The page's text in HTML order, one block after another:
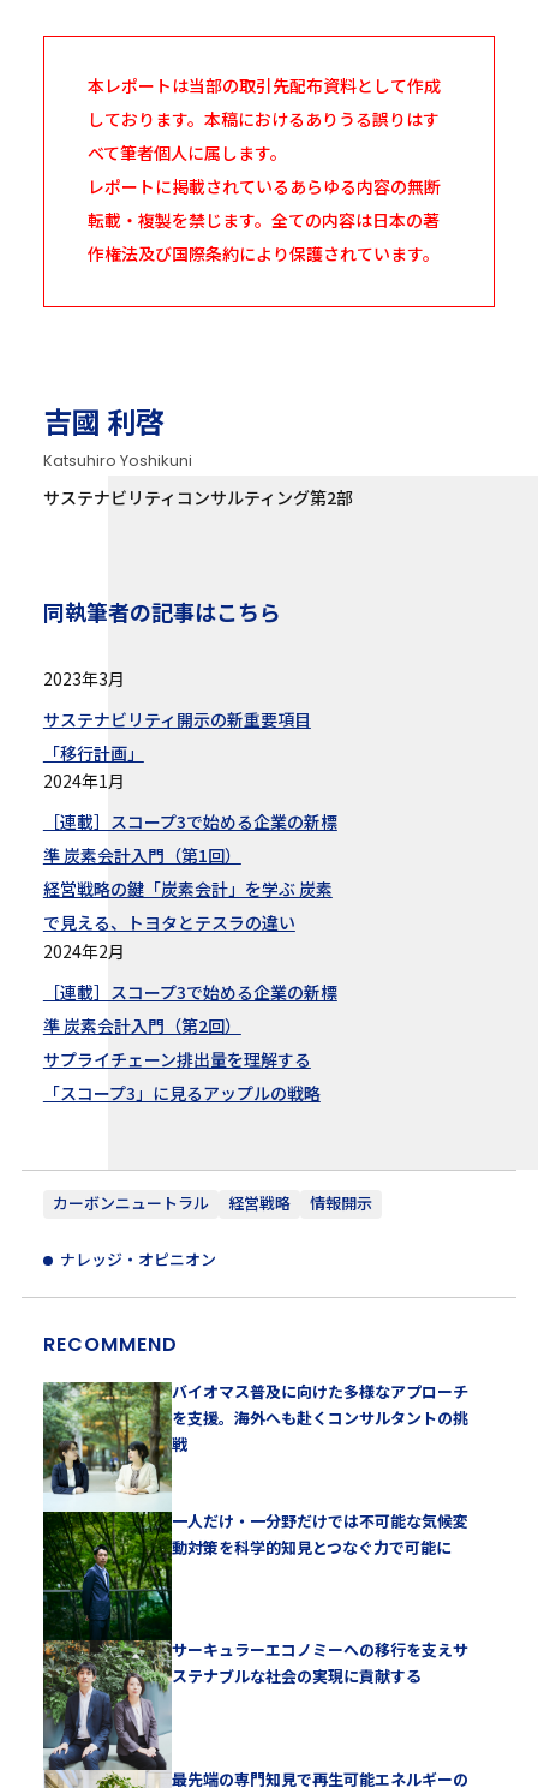
カーボンニュートラル 経営戦略 情報開示
ナレッジ・オピニオン
RECOMMEND
バイオマス普及に向けた多様なアプローチ
を支援。海外へも赴くコンサルタントの挑
戦
一人だけ・一分野だけでは不可能な気候変
動対策を科学的知見とつなぐ力で可能に
サーキュラーエコノミーへの移行を支えサ
ステナブルな社会の実現に貢献する
最先端の専門知見で再生可能エネルギーの
本レポートは当部の取引先配布資料として作成
しております。本稿におけるありうる誤りはす
べて筆者個人に属します。
レポートに掲載されているあらゆる内容の無断
転載・複製を禁じます。全ての内容は日本の著
作権法及び国際条約により保護されています。
吉國 利啓
Katsuhiro Yoshikuni
サステナビリティコンサルティング第2部
同執筆者の記事はこちら
2023年3月
サステナビリティ開示の新重要項目
「移行計画」
2024年1月
［連載］スコープ3で始める企業の新標
準 炭素会計入門（第1回）
経営戦略の鍵「炭素会計」を学ぶ 炭素
で見える、トヨタとテスラの違い
2024年2月
［連載］スコープ3で始める企業の新標
準 炭素会計入門（第2回）
サプライチェーン排出量を理解する
「スコープ3」に見るアップルの戦略